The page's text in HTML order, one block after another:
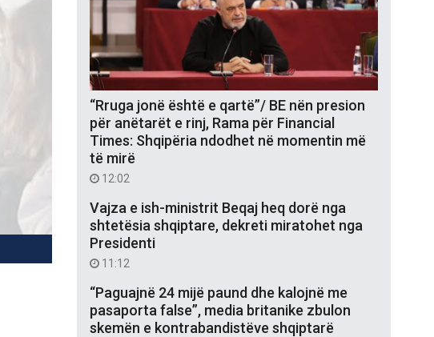
“Rruga jonë është e qartë”/ BE nën presion
për anëtarët e rinj, Rama për Financial
Times: Shqipëria ndodhet në momentin më
të mirë
12:02
Vajza e ish-ministrit Beqaj heq dorë nga
shtetësia shqiptare, dekreti miratohet nga
Presidenti
11:12
“Paguajnë 24 mijë paund dhe kalojnë me
pasaporta false”, media britanike zbulon
skemën e kontrabandistëve shqiptarë